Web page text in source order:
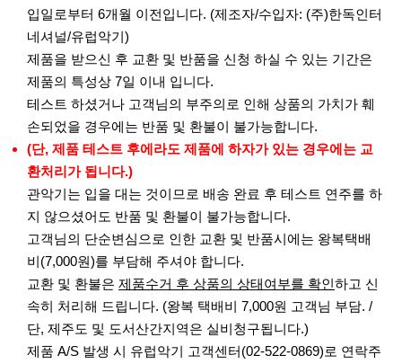
입일로부터 6개월 이전입니다. (제조자/수입자: (주)한독인터
네셔널/유럽악기)
제품을 받으신 후 교환 및 반품을 신청 하실 수 있는 기간은
제품의 특성상 7일 이내 입니다.
테스트 하셨거나 고객님의 부주의로 인해 상품의 가치가 훼
손되었을 경우에는 반품 및 환불이 불가능합니다.
(단, 제품 테스트 후에라도 제품에 하자가 있는 경우에는 교
환처리가 됩니다.)
관악기는 입을 대는 것이므로 배송 완료 후 테스트 연주를 하
지 않으셨어도 반품 및 환불이 불가능합니다.
고객님의 단순변심으로 인한 교환 및 반품시에는 왕복택배
비(7,000원)를 부담해 주셔야 합니다.
교환 및 환불은 제품수거 후 상품의 상태여부를 확인하고 신
속히 처리해 드립니다. (왕복 택배비 7,000원 고객님 부담. /
단, 제주도 및 도서산간지역은 실비청구됩니다.)
제품 A/S 발생 시 유럽악기 고객센터(02-522-0869)로 연락주